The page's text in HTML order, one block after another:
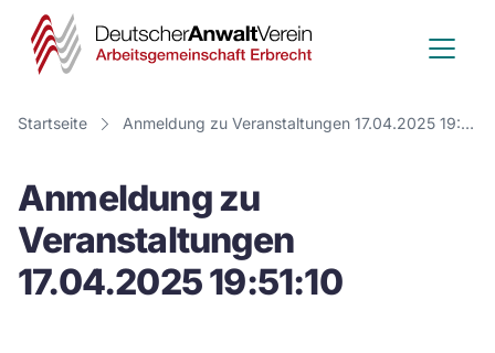
Deutscher
Anwalt
Verein
Startseite Anmeldung zu Veranstaltungen 17.04.2025 19:51:10
Anmeldung zu
Veranstaltungen
17.04.2025 19:51:10